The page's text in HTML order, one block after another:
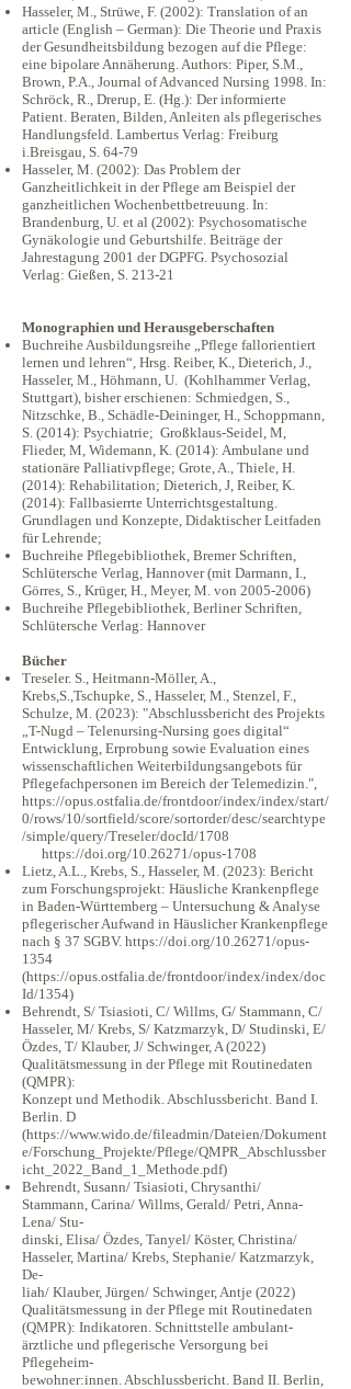
Hasseler, M., Strüwe, F. (2002): Translation of an
article (English – German): Die Theorie und Praxis
der Gesundheitsbildung bezogen auf die Pflege:
eine bipolare Annäherung. Authors: Piper, S.M.,
Brown, P.A., Journal of Advanced Nursing 1998. In:
Schröck, R., Drerup, E. (Hg.): Der informierte
Patient. Beraten, Bilden, Anleiten als pflegerisches
Handlungsfeld. Lambertus Verlag: Freiburg
i.Breisgau, S. 64-79
Hasseler, M. (2002): Das Problem der
Ganzheitlichkeit in der Pflege am Beispiel der
ganzheitlichen Wochenbettbetreuung. In:
Brandenburg, U. et al (2002): Psychosomatische
Gynäkologie und Geburtshilfe. Beiträge der
Jahrestagung 2001 der DGPFG. Psychosozial
Verlag: Gießen, S. 213-21
Monographien und Herausgeberschaften
Buchreihe Ausbildungsreihe „Pflege fallorientiert
lernen und lehren“, Hrsg. Reiber, K., Dieterich, J.,
Hasseler, M., Höhmann, U. (Kohlhammer Verlag,
Stuttgart), bisher erschienen: Schmiedgen, S.,
Nitzschke, B., Schädle-Deininger, H., Schoppmann,
S. (2014): Psychiatrie; Großklaus-Seidel, M,
Flieder, M, Widemann, K. (2014): Ambulane und
stationäre Palliativpflege; Grote, A., Thiele, H.
(2014): Rehabilitation; Dieterich, J, Reiber, K.
(2014): Fallbasierrte Unterrichtsgestaltung.
Grundlagen und Konzepte, Didaktischer Leitfaden
für Lehrende;
Buchreihe Pflegebibliothek, Bremer Schriften,
Schlütersche Verlag, Hannover (mit Darmann, I.,
Görres, S., Krüger, H., Meyer, M. von 2005-2006)
Buchreihe Pflegebibliothek, Berliner Schriften,
Schlütersche Verlag: Hannover
Bücher
Treseler. S., Heitmann-Möller, A.,
Krebs,S.,Tschupke, S., Hasseler, M., Stenzel, F.,
Schulze, M. (2023): "Abschlussbericht des Projekts
„T-Nugd – Telenursing-Nursing goes digital“
Entwicklung, Erprobung sowie Evaluation eines
wissenschaftlichen Weiterbildungsangebots für
Pflegefachpersonen im Bereich der Telemedizin.",
https://opus.ostfalia.de/frontdoor/index/index/start/
0/rows/10/sortfield/score/sortorder/desc/searchtype
/simple/query/Treseler/docId/1708
https://doi.org/10.26271/opus-1708
Lietz, A.L., Krebs, S., Hasseler, M. (2023): Bericht
zum Forschungsprojekt: Häusliche Krankenpflege
in Baden-Württemberg – Untersuchung & Analyse
pflegerischer Aufwand in Häuslicher Krankenpflege
nach § 37 SGBV. https://doi.org/10.26271/opus-
1354
(https://opus.ostfalia.de/frontdoor/index/index/doc
Id/1354)
Behrendt, S/ Tsiasioti, C/ Willms, G/ Stammann, C/
Hasseler, M/ Krebs, S/ Katzmarzyk, D/ Studinski, E/
Özdes, T/ Klauber, J/ Schwinger, A (2022)
Qualitätsmessung in der Pflege mit Routinedaten
(QMPR):
Konzept und Methodik. Abschlussbericht. Band I.
Berlin. D
(https://www.wido.de/fileadmin/Dateien/Dokument
e/Forschung_Projekte/Pflege/QMPR_Abschlussber
icht_2022_Band_1_Methode.pdf)
Behrendt, Susann/ Tsiasioti, Chrysanthi/
Stammann, Carina/ Willms, Gerald/ Petri, Anna-
Lena/ Stu-
dinski, Elisa/ Özdes, Tanyel/ Köster, Christina/
Hasseler, Martina/ Krebs, Stephanie/ Katzmarzyk,
De-
liah/ Klauber, Jürgen/ Schwinger, Antje (2022)
Qualitätsmessung in der Pflege mit Routinedaten
(QMPR): Indikatoren. Schnittstelle ambulant-
ärztliche und pflegerische Versorgung bei
Pflegeheim-
bewohner:innen. Abschlussbericht. Band II. Berlin,